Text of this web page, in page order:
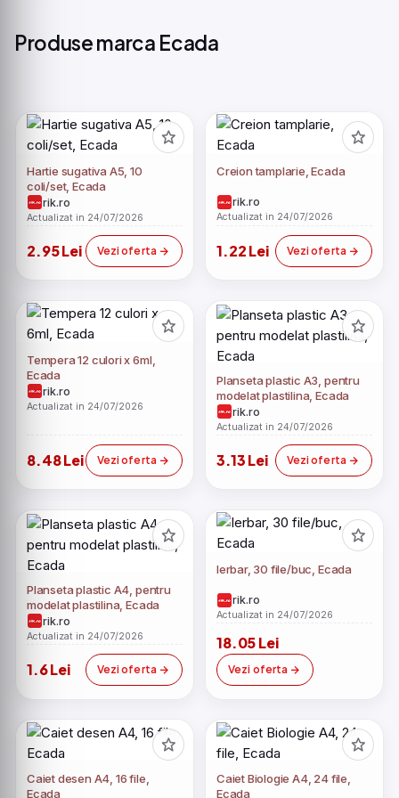
Produse marca Ecada
Hartie sugativa A5, 10
coli/set, Ecada
rik.ro
Actualizat in 24/07/2026
2.95 Lei Vezi oferta
Creion tamplarie, Ecada
rik.ro
Actualizat in 24/07/2026
1.22 Lei Vezi oferta
Tempera 12 culori x 6ml,
Ecada
rik.ro
Actualizat in 24/07/2026
8.48 Lei Vezi oferta
Planseta plastic A3, pentru
modelat plastilina, Ecada
rik.ro
Actualizat in 24/07/2026
3.13 Lei Vezi oferta
Planseta plastic A4, pentru
modelat plastilina, Ecada
rik.ro
Actualizat in 24/07/2026
1.6 Lei Vezi oferta
Ierbar, 30 file/buc, Ecada
rik.ro
Actualizat in 24/07/2026
18.05 Lei
Vezi oferta
Caiet desen A4, 16 file,
Ecada
Caiet Biologie A4, 24 file,
Ecada